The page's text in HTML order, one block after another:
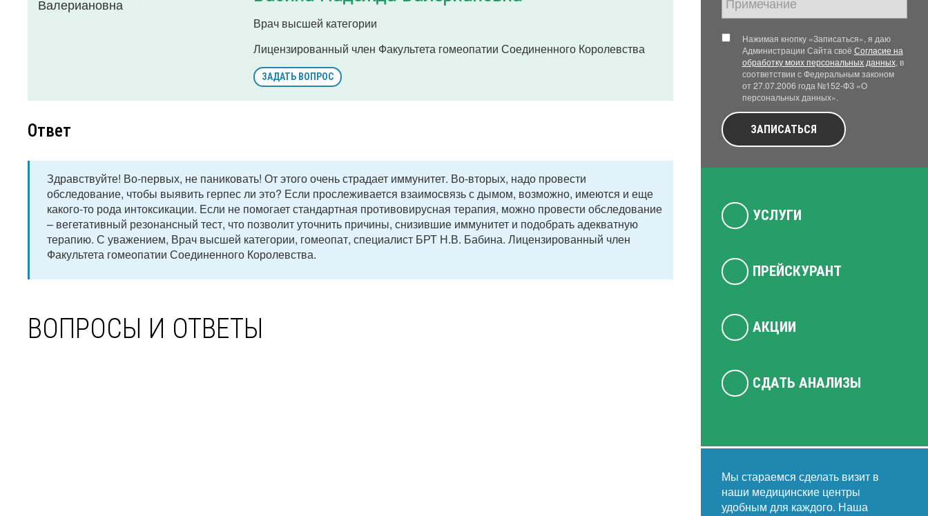
Врач высшей категории
Лицензированный член Факультета гомеопатии Соединенного Королевства
ЗАДАТЬ ВОПРОС
Ответ
Здравствуйте! Во-первых, не паниковать! От этого очень страдает иммунитет. Во-вторых, надо провести
обследование, чтобы выявить герпес ли это? Если прослеживается взаимосвязь с дымом, возможно, имеются и еще
какого-то рода интоксикации. Если не помогает стандартная противовирусная терапия, можно провести обследование
– вегетативный резонансный тест, что позволит уточнить причины, снизившие иммунитет и подобрать адекватную
терапию. С уважением, Врач высшей категории, гомеопат, специалист БРТ Н.В. Бабина. Лицензированный член
Факультета гомеопатии Соединенного Королевства.
ВОПРОСЫ И ОТВЕТЫ
Нажимая кнопку «Записаться», я даю
Администрации Сайта своё Согласие на
обработку моих персональных данных, в
соответствии с Федеральным законом
от 27.07.2006 года №152-ФЗ «О
персональных данных».
ЗАПИСАТЬСЯ
УСЛУГИ
ПРЕЙСКУРАНТ
АКЦИИ
СДАТЬ АНАЛИЗЫ
Мы стараемся сделать визит в
наши медицинские центры
удобным для каждого. Наша